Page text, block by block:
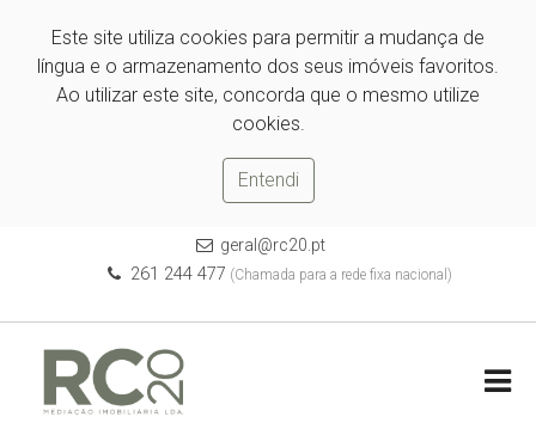
Este site utiliza cookies para permitir a mudança de
língua e o armazenamento dos seus imóveis favoritos.
Ao utilizar este site, concorda que o mesmo utilize
cookies.
Entendi
geral@rc20.pt
261 244 477 (Chamada para a rede fixa nacional)